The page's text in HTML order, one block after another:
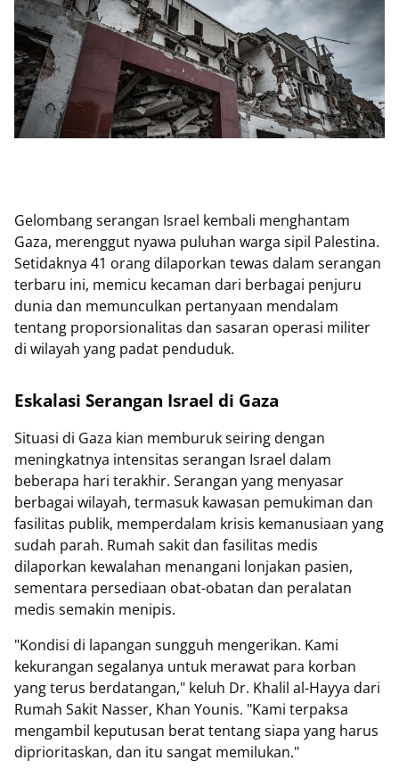
Gelombang serangan Israel kembali menghantam
Gaza, merenggut nyawa puluhan warga sipil Palestina.
Setidaknya 41 orang dilaporkan tewas dalam serangan
terbaru ini, memicu kecaman dari berbagai penjuru
dunia dan memunculkan pertanyaan mendalam
tentang proporsionalitas dan sasaran operasi militer
di wilayah yang padat penduduk.
Eskalasi Serangan Israel di Gaza
Situasi di Gaza kian memburuk seiring dengan
meningkatnya intensitas serangan Israel dalam
beberapa hari terakhir. Serangan yang menyasar
berbagai wilayah, termasuk kawasan pemukiman dan
fasilitas publik, memperdalam krisis kemanusiaan yang
sudah parah. Rumah sakit dan fasilitas medis
dilaporkan kewalahan menangani lonjakan pasien,
sementara persediaan obat-obatan dan peralatan
medis semakin menipis.
"Kondisi di lapangan sungguh mengerikan. Kami
kekurangan segalanya untuk merawat para korban
yang terus berdatangan," keluh Dr. Khalil al-Hayya dari
Rumah Sakit Nasser, Khan Younis. "Kami terpaksa
mengambil keputusan berat tentang siapa yang harus
diprioritaskan, dan itu sangat memilukan."